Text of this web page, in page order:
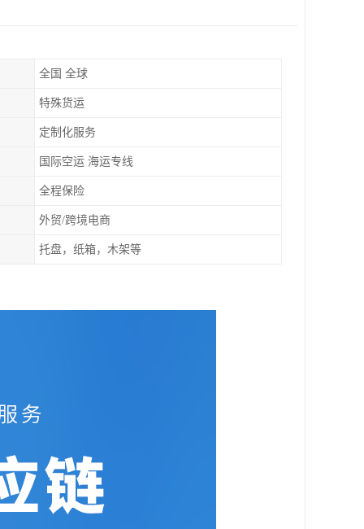
全国 全球
特殊货运
定制化服务
国际空运 海运专线
全程保险
外贸/跨境电商
托盘，纸箱，木架等